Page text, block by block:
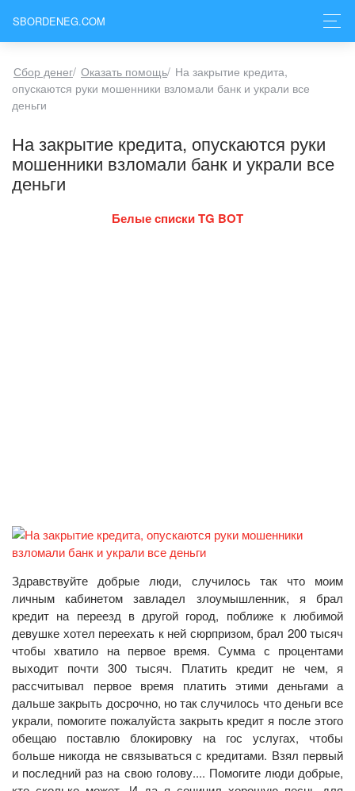
SBORDENEG.COM
Сбор денег/ Оказать помощь/ На закрытие кредита,
опускаются руки мошенники взломали банк и украли все
деньги
На закрытие кредита, опускаются руки
мошенники взломали банк и украли все
деньги
Белые списки TG BOT
Здравствуйте добрые люди, случилось так что моим
личным кабинетом завладел злоумышленник, я брал
кредит на переезд в другой город, поближе к любимой
девушке хотел переехать к ней сюрпризом, брал 200 тысяч
чтобы хватило на первое время. Сумма с процентами
выходит почти 300 тысяч. Платить кредит не чем, я
рассчитывал первое время платить этими деньгами а
дальше закрыть досрочно, но так случилось что деньги все
украли, помогите пожалуйста закрыть кредит я после этого
обещаю поставлю блокировку на гос услугах, чтобы
больше никогда не связываться с кредитами. Взял первый
и последний раз на свою голову.... Помогите люди добрые,